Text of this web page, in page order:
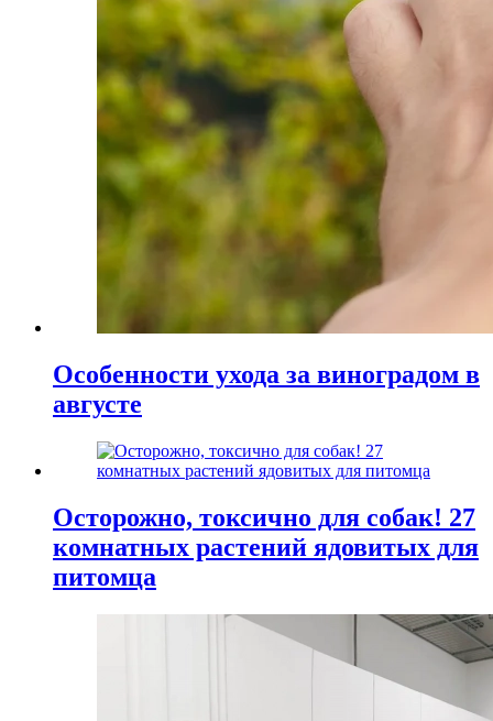
Особенности ухода за виноградом в
августе
Осторожно, токсично для собак! 27
комнатных растений ядовитых для
питомца